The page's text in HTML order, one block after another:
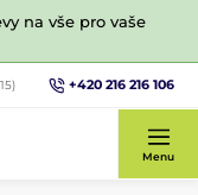
na vše pro vaše
+420 216 216 106
Menu